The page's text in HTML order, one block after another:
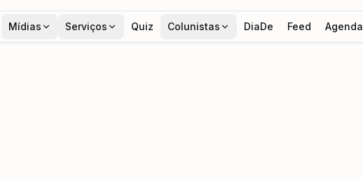
Mídias Serviços Quiz Colunistas DiaDe Feed Agenda